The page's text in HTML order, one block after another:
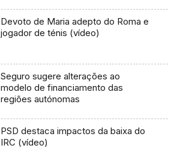
Devoto de Maria adepto do Roma e
jogador de ténis (vídeo)
Seguro sugere alterações ao
modelo de financiamento das
regiões autónomas
PSD destaca impactos da baixa do
IRC (vídeo)